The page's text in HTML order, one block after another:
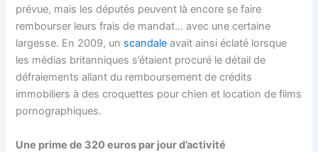
prévue, mais les députés peuvent là encore se faire
rembourser leurs frais de mandat… avec une certaine
largesse. En 2009, un scandale avait ainsi éclaté lorsque
les médias britanniques s’étaient procuré le détail de
défraiements allant du remboursement de crédits
immobiliers à des croquettes pour chien et location de films
pornographiques.
Une prime de 320 euros par jour d’activité